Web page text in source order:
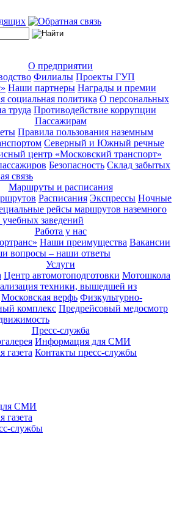
О предприятии
Филиалы Проекты ГУП
Наши партнеры Награды и премии
социальная политика О персональных
труда Противодействие коррупции
Пассажирам
Правила пользования наземным
Северный и Южный речные
центр «Московский транспорт»
Безопасность Склад забытых
связь
Маршруты и расписания
Расписания Экспрессы Ночные
рейсы маршрутов наземного
учебных заведений
Работа у нас
Наши преимущества Вакансии
вопросы – наши ответы
Услуги
Центр автомотоподготовки Мотошкола
техники, вышедшей из
Московская верфь Физкультурно-
комплекс Предрейсовый медосмотр
Пресс-служба
Информация для СМИ
газета Контакты пресс-службы
СМИ
газета
службы